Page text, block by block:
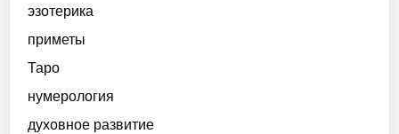
эзотерика
приметы
Таро
нумерология
духовное развитие